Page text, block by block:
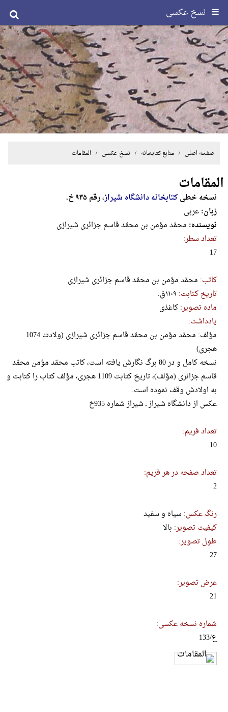
نسخ عکسی
صفحه اصلی / منابع کتابخانه / نسخ عکسی / المقامات
المقامات
نسخه خطیکتابخانه دانشگاه شیراز، رقم ۹۳۵ خ.
زبان:عربی
نویسنده: محمّد مؤمن بن محمّد قاسم جزائری شیرازی
تعداد سطر:
17
کاتب: محمّد مؤمن بن محمّد قاسم جزائری شیرازی
تاریخ کتابت: ۱۱۰۹ق.
ماده تصویر:کاغذی
یادداشت:
مؤلف: محمّد مؤمن بن محمّد قاسم جزائری شیرازی (ولادت 1074
هجری)
نسخه کامل و در 80 برگ نگارش یافته است، کاتب محمّد مؤمن محمّد
قاسم جزائری (مؤلف)، تاریخ کتابت 1109 هجری، مؤلف کتاب را کتابت و
به اولادش وقف نموده است.
عکس از دانشگاه شیراز ـ شیراز شماره 935خ
تعداد فریم:
10
تعداد صفحه در هر فریم:
2
رنگ عکس: سیاه و سفید
کیفیت تصویر: بالا
طول تصویر:
27
عرض تصویر:
21
شماره نسخه عکسی:
ع/133